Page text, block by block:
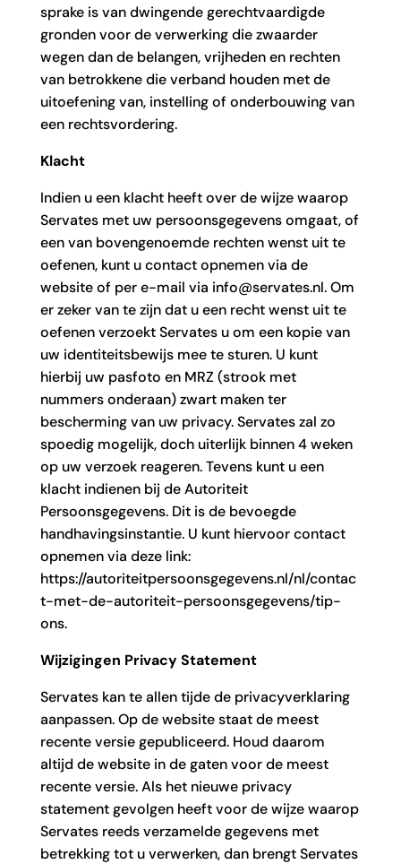
sprake is van dwingende gerechtvaardigde
gronden voor de verwerking die zwaarder
wegen dan de belangen, vrijheden en rechten
van betrokkene die verband houden met de
uitoefening van, instelling of onderbouwing van
een rechtsvordering.
Klacht
Indien u een klacht heeft over de wijze waarop
Servates met uw persoonsgegevens omgaat, of
een van bovengenoemde rechten wenst uit te
oefenen, kunt u contact opnemen via de
website of per e-mail via info@servates.nl. Om
er zeker van te zijn dat u een recht wenst uit te
oefenen verzoekt Servates u om een kopie van
uw identiteitsbewijs mee te sturen. U kunt
hierbij uw pasfoto en MRZ (strook met
nummers onderaan) zwart maken ter
bescherming van uw privacy. Servates zal zo
spoedig mogelijk, doch uiterlijk binnen 4 weken
op uw verzoek reageren. Tevens kunt u een
klacht indienen bij de Autoriteit
Persoonsgegevens. Dit is de bevoegde
handhavingsinstantie. U kunt hiervoor contact
opnemen via deze link:
https://autoriteitpersoonsgegevens.nl/nl/contac
t-met-de-autoriteit-persoonsgegevens/tip-
ons.
Wijzigingen Privacy Statement
Servates kan te allen tijde de privacyverklaring
aanpassen. Op de website staat de meest
recente versie gepubliceerd. Houd daarom
altijd de website in de gaten voor de meest
recente versie. Als het nieuwe privacy
statement gevolgen heeft voor de wijze waarop
Servates reeds verzamelde gegevens met
betrekking tot u verwerken, dan brengt Servates